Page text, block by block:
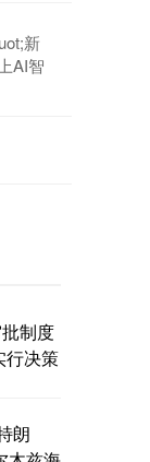
新
AI智
制度
行决策
朗